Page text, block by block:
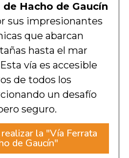
de Hacho de Gaucín
sus impresionantes
que abarcan
hasta el mar
vía es accesible
de todos los
un desafío
seguro.
la "Vía Ferrata
de Gaucín"